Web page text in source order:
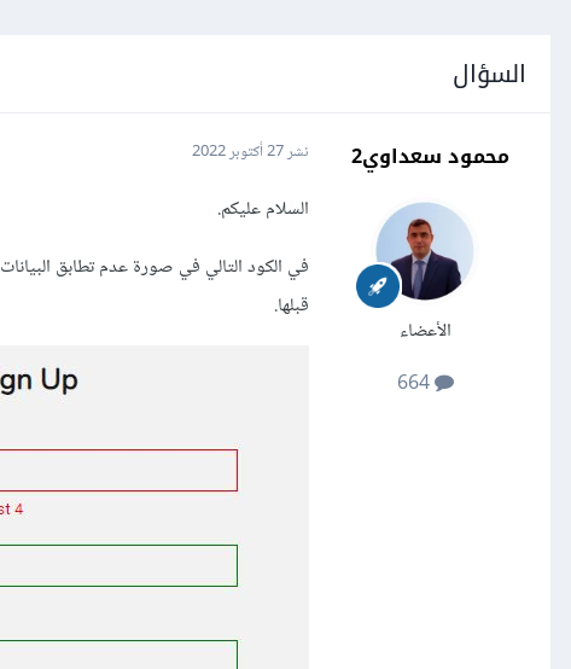
السؤال
محمود سعداوي2
الأعضاء
664
نشر27 أكتوبر 2022
السلام عليكم.
في الكود التالي في صورة عدم تطابق
قبلها.